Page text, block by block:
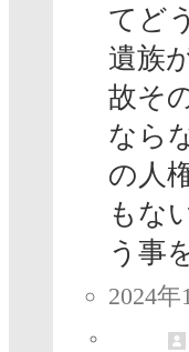
てど
遺族
故そ
なら
の人
もな
う事
2024年